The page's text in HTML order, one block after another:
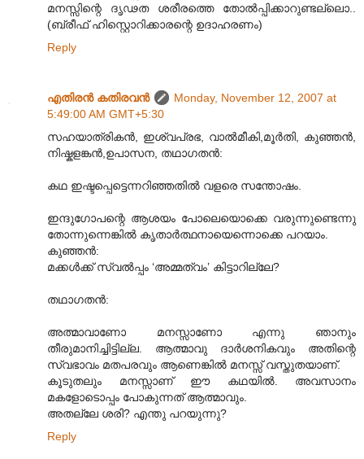
മനസ്സിന്റെ ദൃഢത ശരീരത്തെ തോല്‍പ്പിക്കാറുണ്ടല്ലൊ..
(ബ്രീഫ് ഹിസ്റ്റൊറിക്കാരന്റെ ഉദാഹരണം)
Reply
എതിരന്‍ കതിരവന്‍
Monday, November 12, 2007 at
5:49:00 AM GMT+5:30
സഹയാത്രികന്‍, ഇശ്വപ്രഭ, വാല്‍മീകി,മൂര്‍തി, കുഞ്ഞന്‍,
നിഷ്കളങ്കന്‍,ഉപാസന, തഥാഗതന്‍:
കഥ ഇഷ്ടപ്പെട്ടെന്നറിഞ്ഞതില്‍ വളരെ സന്തോഷം.
ഇന്ദുഗോപന്റെ ആശയം പോലെയൊക്കെ വരുന്നുണ്ടെന്നു
തോന്നുന്നെങ്കില്‍ കൃതാര്‍ത്ഥനായെന്നൊക്കെ പറയാം.
കുഞ്ഞന്‍:
മക്കള്‍ക്ക് സ്വല്‍പ്പം ‘അമ്മത്വം’ കിട്ടാറില്ലേ?
തഥാഗതന്‍:
അത്മാവാണോ മനസ്സാണോ എന്നു ഞാനും
തീരുമാനിച്ചിട്ടില്ല. ആത്മാവു ദാര്‍ശനികവും അതിന്റെ
സ്വഭാവം മതപരവും ആണെങ്കില്‍ മനസ്സ് വസ്തുതയാണ്.
കൂടുതലും മനസ്സാണ് ഈ കഥയില്‍. അവസാനം
മകളോടൊപ്പം പോകുന്നത് ആത്മാവും.
അതല്ലേ ശരി? എന്തു പറയുന്നു?
Reply